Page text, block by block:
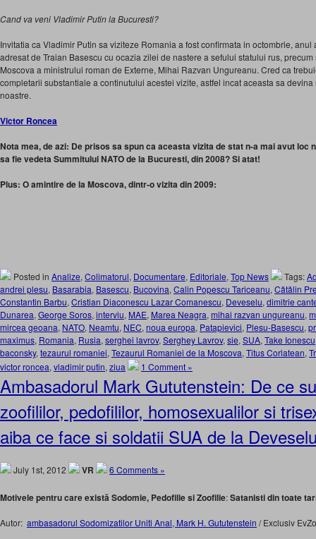
Cand va veni Vladimir Putin la Bucuresti?
Invitatia ca Vladimir Putin sa viziteze Romania a fost confirmata in octombrie,
adresat de Traian Basescu cu ocazia zilei de nastere a sefului statului rus,
Moscova a ministrului roman de Externe, Mihai Razvan Ungureanu. Cred ca
completarii substantiale a continutului acestei vizite, astfel incat aceasta sa
noastre.
Victor Roncea
Nota mea, de azi: De prisos sa spun ca aceasta vizita de stat n-a mai avut loc
sa fie vedeta Summitului NATO de la Bucuresti, din 2008? Si atat!
Plus: O amintire de la Moscova, dintr-o vizita din 2009:
Posted in Analize, Colimatorul, Documentare, Editoriale, Top News Tags:
andrei plesu, Basarabia, Basescu, Bucovina, Calin Popescu Tariceanu, Cătălin
Constantin Barbu, Cristian Diaconescu Lazar Comanescu, Deveselu, dimitrie
Dunarea, George Soros, interviu, MAE, Marea Neagra, mihai razvan ungureanu,
mircea geoana, NATO, Neamtu, NEC, noua europa, Patapievici, Plesu-Basescu,
maximus, Romania, Rusia, serghei lavrov, Serghey Lavrov, sie, SUA, Take Ionescu
baconsky, tezaurul romaniei, Tezaurul Romaniei de la Moscova, Titus Corlatean,
victor roncea, vladimir putin, ziua 1 Comment »
Ambasadorul Mark Gututenstein: De ce
zoofililor, pedofililor, homosexualilor si
aiba ce face si soldatii SUA de la
July 1st, 2012 VR 6 Comments »
Motivele pentru care există Sodomie, Pedofilie si Zoofilie:Satanisti din toate
Autor: ambasadorul Sodomizatilor Uniti Anal, Mark H. Gututenstein / Exclusiv